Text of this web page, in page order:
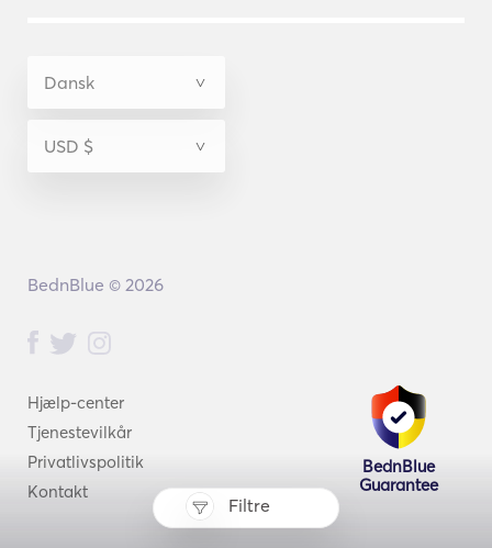
Filtre
Hjælp-center
Tjenestevilkår
Privatlivspolitik
Kontakt
BednBlue
Guarantee
BednBlue © 2026